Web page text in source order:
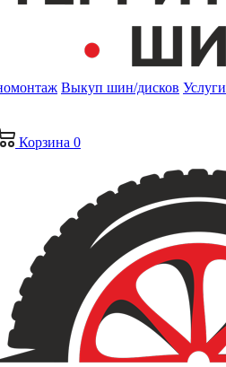
Выкуп шин/дисков Услуги
Корзина 0